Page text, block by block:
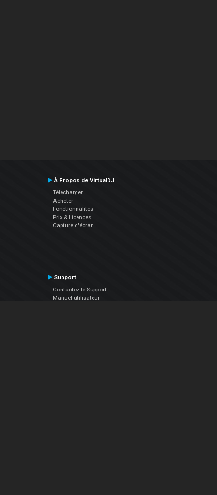
À Propos de VirtualDJ
Télécharger
Acheter
Fonctionnalités
Prix & Licences
Capture d'écran
Support
Contactez le Support
Manuel utilisateur